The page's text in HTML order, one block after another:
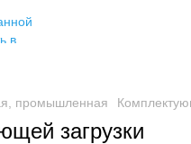
промышленная
загрузки